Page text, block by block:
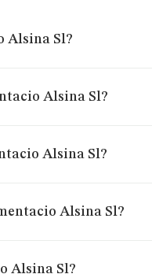
Alsina Sl?
Alsina Sl?
Alsina Sl?
Alsina Sl?
Alsina Sl?